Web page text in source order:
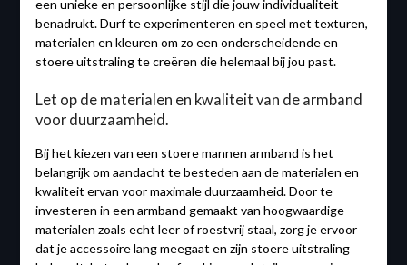
een unieke en persoonlijke stijl die jouw individualiteit
benadrukt. Durf te experimenteren en speel met texturen,
materialen en kleuren om zo een onderscheidende en
stoere uitstraling te creëren die helemaal bij jou past.
Let op de materialen en kwaliteit van de armband
voor duurzaamheid.
Bij het kiezen van een stoere mannen armband is het
belangrijk om aandacht te besteden aan de materialen en
kwaliteit ervan voor maximale duurzaamheid. Door te
investeren in een armband gemaakt van hoogwaardige
materialen zoals echt leer of roestvrij staal, zorg je ervoor
dat je accessoire lang meegaat en zijn stoere uitstraling